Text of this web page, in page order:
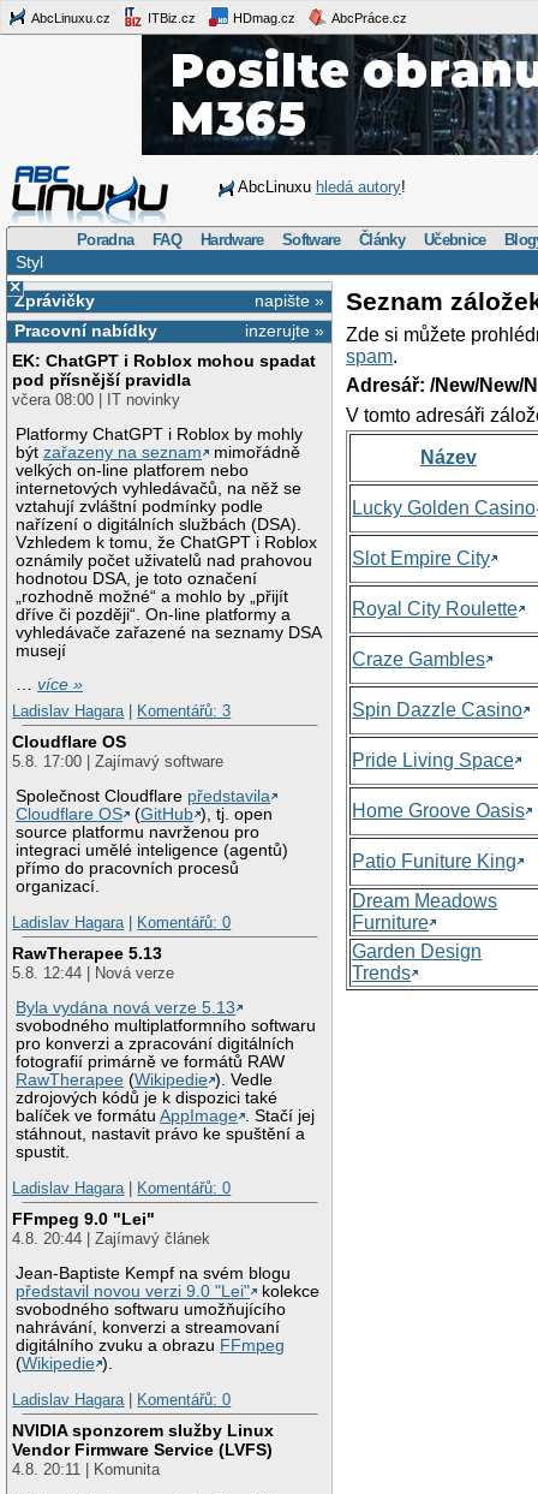
AbcLinuxu.cz ITBiz.cz HDmag.cz AbcPráce.cz
AbcLinuxu hledá autory!
Poradna FAQ Hardware Software Články Učebnice
Styl
×
napište »
Zprávičky
inzerujte »
Pracovní nabídky
EK: ChatGPT i Roblox mohou spadat
pod přísnější pravidla
včera 08:00 | IT novinky
Platformy ChatGPT i Roblox by mohly
býtzařazeny na seznam
mimořádně
velkých on-line platforem nebo
internetových vyhledávačů, na něž se
vztahují zvláštní podmínky podle
nařízení o digitálních službách (DSA).
Vzhledem k tomu, že ChatGPT i Roblox
oznámily počet uživatelů nad prahovou
hodnotou DSA, je toto označení
„rozhodně možné“ a mohlo by „přijít
dříve či později“. On-line platformy a
vyhledávače zařazené na seznamy DSA
musejí
…více »
Ladislav Hagara
Komentářů: 3
Cloudflare OS
5.8. 17:00 | Zajímavý software
Společnost Cloudflare představila
Cloudflare OS
(GitHub ), tj. open
source platformu navrženou pro
integraci umělé inteligence (agentů)
přímo do pracovních procesů
organizací.
Ladislav Hagara
Komentářů: 0
RawTherapee 5.13
5.8. 12:44 | Nová verze
Byla vydána nová verze 5.13
svobodného multiplatformního softwaru
pro konverzi a zpracování digitálních
fotografií primárně ve formátů RAW
RawTherapee (Wikipedie ). Vedle
zdrojových kódů je k dispozici také
balíček ve formátuAppImage . Stačí jej
stáhnout, nastavit právo ke spuštění a
spustit.
Ladislav Hagara
Komentářů: 0
FFmpeg 9.0 "Lei"
4.8. 20:44 | Zajímavý článek
Jean-Baptiste Kempf na svém blogu
představil novou verzi 9.0 "Lei"
kolekce
svobodného softwaru umožňujícího
nahrávání, konverzi a streamovaní
digitálního zvuku a obrazu FFmpeg
(Wikipedie ).
Ladislav Hagara
Komentářů: 0
NVIDIA sponzorem služby Linux
Vendor Firmware Service (LVFS)
4.8. 20:11 | Komunita
Seznam
Zde si můžete
spam.
Adresář: /New/New/
V tomto adresáři
Název
Lucky Golden Casino
Slot Empire City
Royal City Roulette
Craze Gambles
Spin Dazzle Casino
Pride Living Space
Home Groove Oasis
Patio Funiture King
Dream Meadows
Furniture
Garden Design
Trends